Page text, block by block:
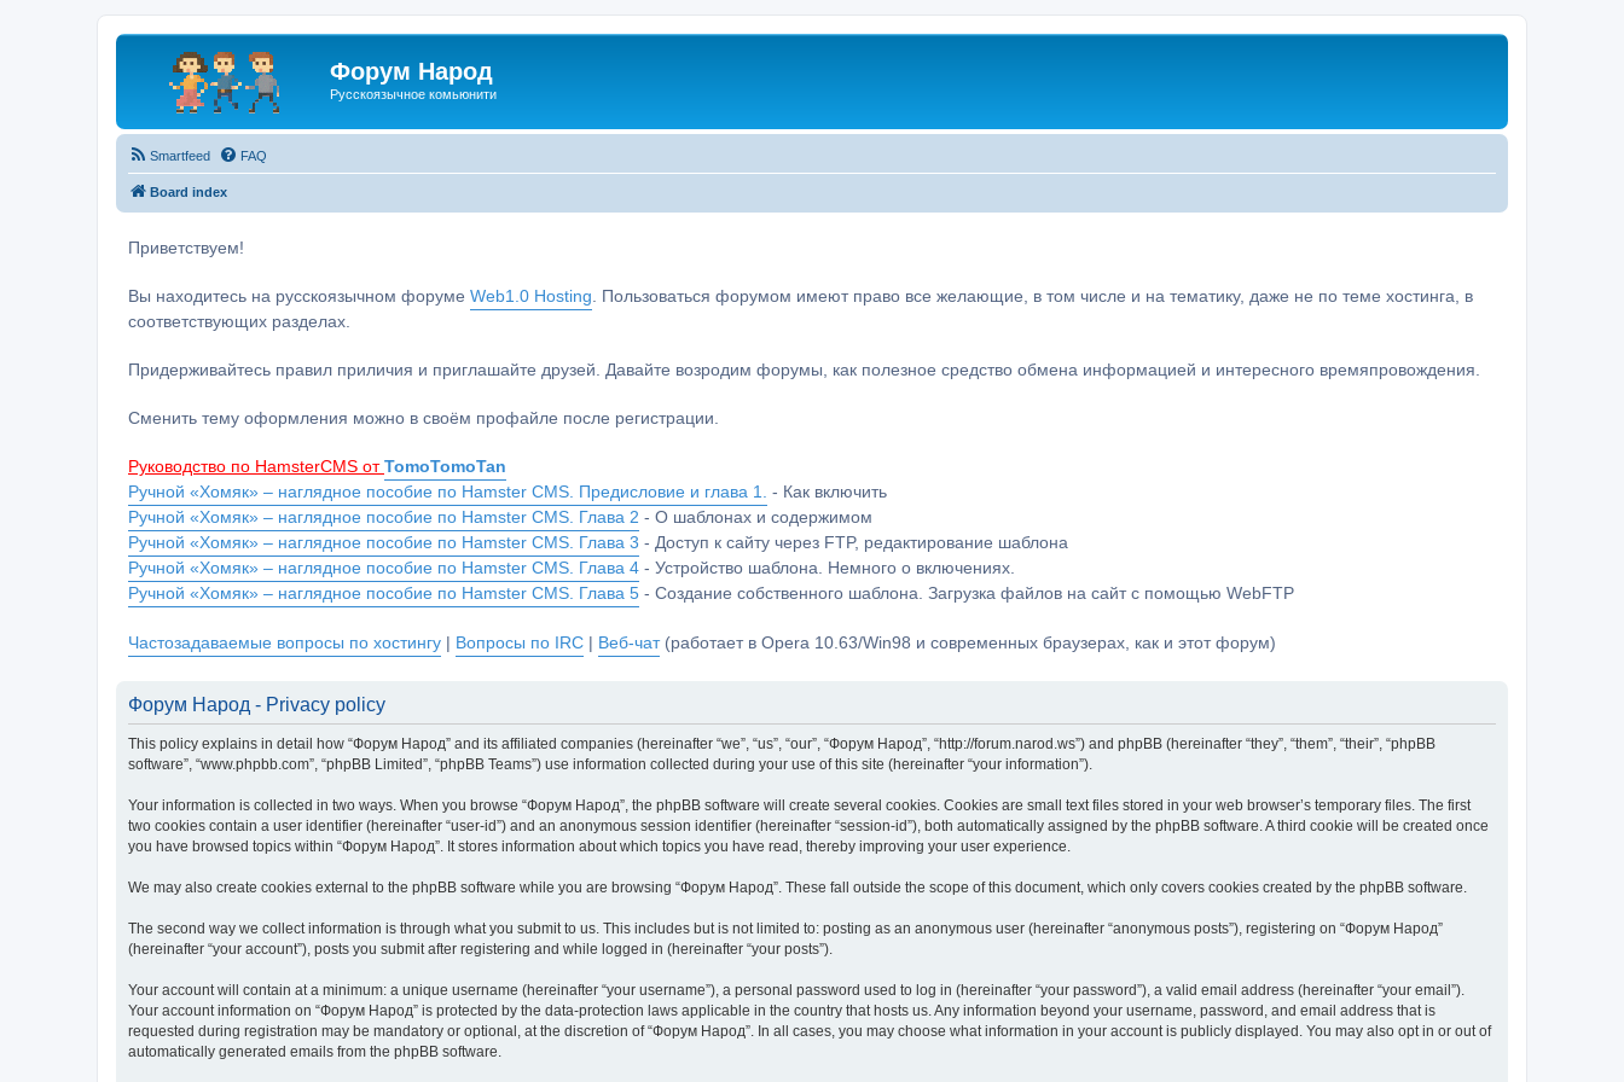
Форум Народ
Русскоязычное комьюнити
Smartfeed FAQ
Board index
Приветствуем!
Вы находитесь на русскоязычном форуме Web1.0 Hosting . Пользоваться форумом имеют право все желающие, в том числе и на тематику, даже не по теме хостинга, в
соответствующих разделах.
Придерживайтесь правил приличия и приглашайте друзей. Давайте возродим форумы, как полезное средство обмена информацией и интересного времяпровождения.
Сменить тему оформления можно в своём профайле после регистрации.
Руководство по HamsterCMS от TomoTomoTan
Ручной «Хомяк» – наглядное пособие по Hamster CMS. Предисловие и глава 1.
- Как включить
Ручной «Хомяк» – наглядное пособие по Hamster CMS. Глава 2 - О шаблонах и содержимом
Ручной «Хомяк» – наглядное пособие по Hamster CMS. Глава 3 - Доступ к сайту через FTP, редактирование шаблона
Ручной «Хомяк» – наглядное пособие по Hamster CMS. Глава 4 - Устройство шаблона. Немного о включениях.
Ручной «Хомяк» – наглядное пособие по Hamster CMS. Глава 5 - Создание собственного шаблона. Загрузка файлов на сайт с помощью WebFTP
Частозадаваемые вопросы по хостингу | Вопросы по IRC | Веб-чат(работает в Opera 10.63/Win98 и современных браузерах, как и этот форум)
Форум Народ - Privacy policy
This policy explains in detail how “Форум Народ” and its affiliated companies (hereinafter “we”, “us”, “our”, “Форум Народ”, “http://forum.narod.ws”) and phpBB (hereinafter “they”, “them”, “their”, “phpBB
software”, “www.phpbb.com”, “phpBB Limited”, “phpBB Teams”) use information collected during your use of this site (hereinafter “your information”).
Your information is collected in two ways. When you browse “Форум Народ”, the phpBB software will create several cookies. Cookies are small text files stored in your web browser’s temporary files. The first
two cookies contain a user identifier (hereinafter “user-id”) and an anonymous session identifier (hereinafter “session-id”), both automatically assigned by the phpBB software. A third cookie will be created once
you have browsed topics within “Форум Народ”. It stores information about which topics you have read, thereby improving your user experience.
We may also create cookies external to the phpBB software while you are browsing “Форум Народ”. These fall outside the scope of this document, which only covers cookies created by the phpBB software.
The second way we collect information is through what you submit to us. This includes but is not limited to: posting as an anonymous user (hereinafter “anonymous posts”), registering on “Форум Народ”
(hereinafter “your account”), posts you submit after registering and while logged in (hereinafter “your posts”).
Your account will contain at a minimum: a unique username (hereinafter “your username”), a personal password used to log in (hereinafter “your password”), a valid email address (hereinafter “your email”).
Your account information on “Форум Народ” is protected by the data-protection laws applicable in the country that hosts us. Any information beyond your username, password, and email address that is
requested during registration may be mandatory or optional, at the discretion of “Форум Народ”. In all cases, you may choose what information in your account is publicly displayed. You may also opt in or out of
automatically generated emails from the phpBB software.